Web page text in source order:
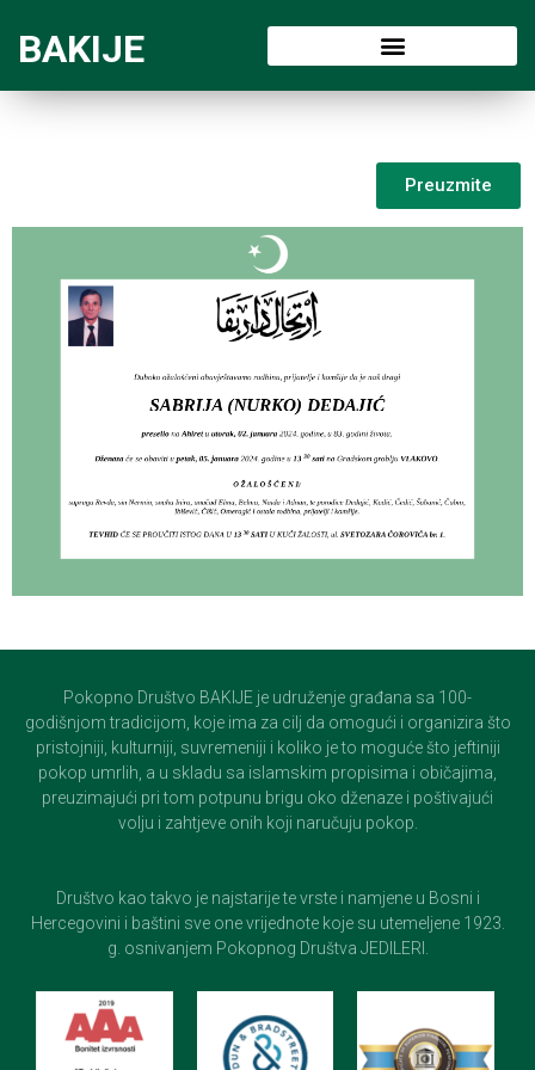
BAKIJE
Preuzmite
Pokopno Društvo BAKIJE je udruženje građana sa 100-
godišnjom tradicijom, koje ima za cilj da omogući i organizira što
pristojniji, kulturniji, suvremeniji i koliko je to moguće što jeftiniji
pokop umrlih, a u skladu sa islamskim propisima i običajima,
preuzimajući pri tom potpunu brigu oko dženaze i poštivajući
volju i zahtjeve onih koji naručuju pokop.
Društvo kao takvo je najstarije te vrste i namjene u Bosni i
Hercegovini i baštini sve one vrijednote koje su utemeljene 1923.
g. osnivanjem Pokopnog Društva JEDILERI.